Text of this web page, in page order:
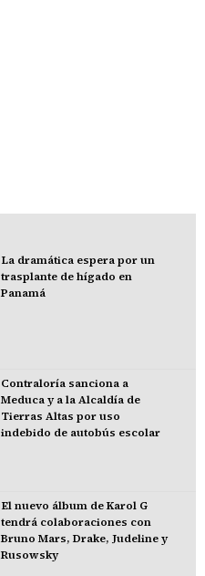
La dramática espera por un
trasplante de hígado en
Panamá
Contraloría sanciona a
Meduca y a la Alcaldía de
Tierras Altas por uso
indebido de autobús escolar
El nuevo álbum de Karol G
tendrá colaboraciones con
Bruno Mars, Drake, Judeline y
Rusowsky